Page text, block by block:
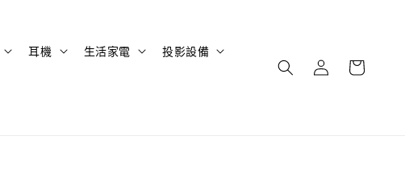
耳機 生活家電 投影設備